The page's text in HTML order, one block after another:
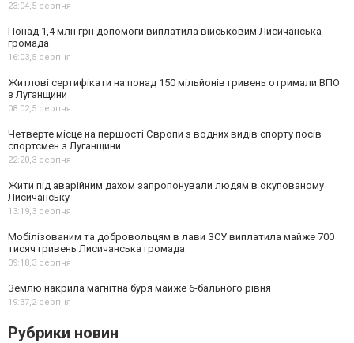
23:04,5 серпня
Понад 1,4 млн грн допомоги виплатила військовим Лисичанська
громада
16:03,5 серпня
Житлові сертифікати на понад 150 мільйонів гривень отримали ВПО
з Луганщини
08:02,5 серпня
Четверте місце на першості Європи з водних видів спорту посів
спортсмен з Луганщини
22:20,3 серпня
Жити під аварійним дахом запропонували людям в окупованому
Лисичанську
13:19,3 серпня
Мобілізованим та добровольцям в лави ЗСУ виплатила майже 700
тисяч гривень Лисичанська громада
09:18,3 серпня
Землю накрила магнітна буря майже 6-бального рівня
19:37,2 серпня
Рубрики новин